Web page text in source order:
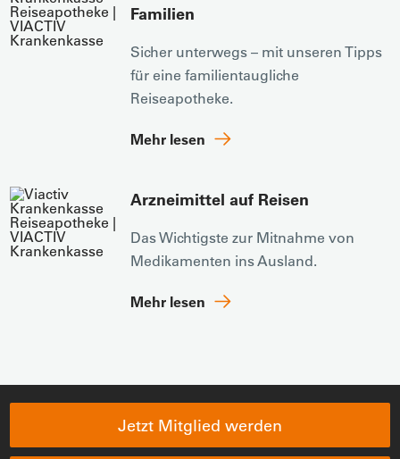
Familien
Sicher unterwegs – mit unseren Tipps
für eine familientaugliche
Reiseapotheke.
Mehr lesen
Arzneimittel auf Reisen
Das Wichtigste zur Mitnahme von
Medikamenten ins Ausland.
Mehr lesen
Jetzt Mitglied werden